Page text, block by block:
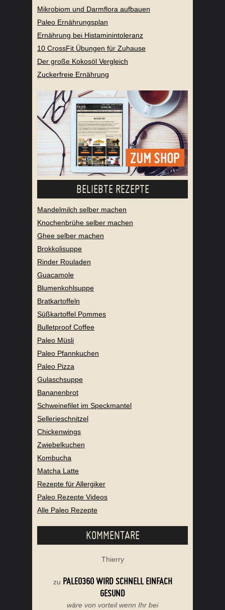
Mikrobiom und Darmflora aufbauen
Paleo Ernährungsplan
Ernährung bei Histaminintoleranz
10 CrossFit Übungen für Zuhause
Der große Kokosöl Vergleich
Zuckerfreie Ernährung
BELIEBTE REZEPTE
Mandelmilch selber machen
Knochenbrühe selber machen
Ghee selber machen
Brokkolisuppe
Rinder Rouladen
Guacamole
Blumenkohlsuppe
Bratkartoffeln
Süßkartoffel Pommes
Bulletproof Coffee
Paleo Müsli
Paleo Pfannkuchen
Paleo Pizza
Gulaschsuppe
Bananenbrot
Schweinefilet im Speckmantel
Sellerieschnitzel
Chickenwings
Zwiebelkuchen
Kombucha
Matcha Latte
Rezepte für Allergiker
Paleo Rezepte Videos
Alle Paleo Rezepte
KOMMENTARE
Thierry
zu PALEO360 WIRD SCHNELL EINFACH
GESUND
wäre von vorteil wenn Ihr bei